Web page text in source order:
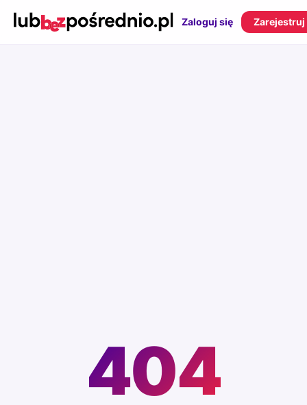
Zaloguj się Zarejestruj
404